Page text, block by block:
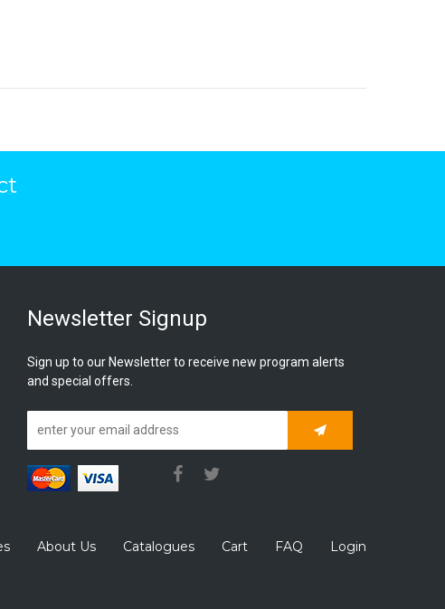
Newsletter Signup
Sign up to our Newsletter to receive new program alerts
and special offers.
Subscribe
About Us Catalogues Cart FAQ Login